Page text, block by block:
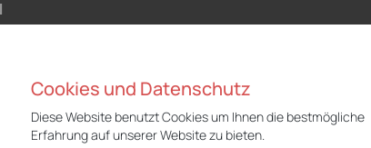
Audi
Cyrusstraße 22
99867 Gotha
Cookies und Datenschutz
Diese Website benutzt Cookies um Ihnen die bestmögliche
Erfahrung auf unserer Website zu bieten.